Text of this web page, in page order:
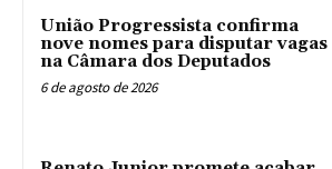
União Progressista confirma
nove nomes para disputar vagas
na Câmara dos Deputados
6 de agosto de 2026